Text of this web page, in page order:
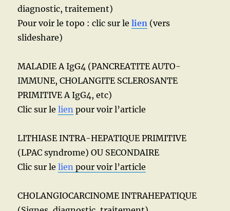
diagnostic, traitement)
Pour voir le topo : clic sur lelien (vers
slideshare)
MALADIE A IgG4 (PANCREATITE AUTO-
IMMUNE, CHOLANGITE SCLEROSANTE
PRIMITIVE A IgG4, etc)
Clic sur lelien pour voir l’article
LITHIASE INTRA-HEPATIQUE PRIMITIVE
(LPAC syndrome) OU SECONDAIRE
Clic sur lelien pour voir l’article
CHOLANGIOCARCINOME INTRAHEPATIQUE